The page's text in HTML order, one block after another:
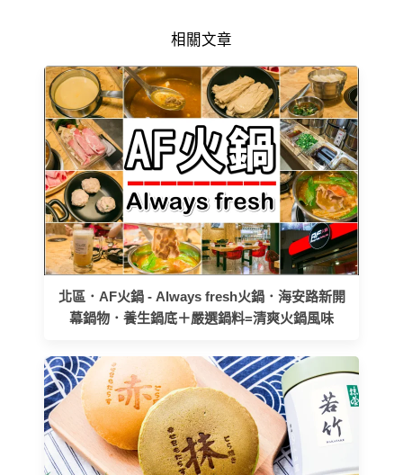
相關文章
北區．AF火鍋 - Always fresh火鍋．海安路新開
幕鍋物．養生鍋底＋嚴選鍋料=清爽火鍋風味